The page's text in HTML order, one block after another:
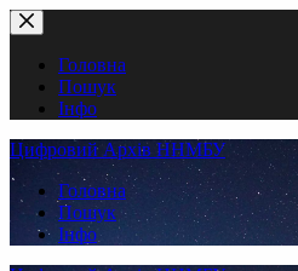
Перейти
до
вмістуГоловна
Пошук
Інфо
Цифровий Архів ННМБУ
Головна
Пошук
Інфо